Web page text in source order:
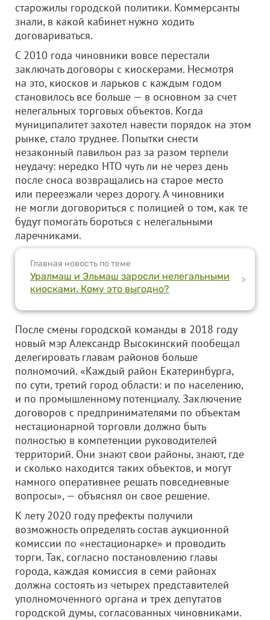
старожилы городской политики. Коммерсанты
знали, в какой кабинет нужно ходить
договариваться.
С 2010 года чиновники вовсе перестали
заключать договоры с киоскерами. Несмотря
на это, киосков и ларьков с каждым годом
становилось все больше — в основном за счет
нелегальных торговых объектов. Когда
муниципалитет захотел навести порядок на этом
рынке, стало труднее. Попытки снести
незаконный павильон раз за разом терпели
неудачу: нередко НТО чуть ли не через день
после сноса возвращались на старое место
или переезжали через дорогу. А чиновники
не могли договориться с полицией о том, как те
будут помогать бороться с нелегальными
ларечниками.
Главная новость по теме
Уралмаш и Эльмаш заросли нелегальными
киосками. Кому это выгодно?
>
После смены городской команды в 2018 году
новый мэр Александр Высокинский пообещал
делегировать главам районов больше
полномочий. «Каждый район Екатеринбурга,
по сути, третий город области: и по населению,
и по промышленному потенциалу. Заключение
договоров с предпринимателями по объектам
нестационарной торговли должно быть
полностью в компетенции руководителей
территорий. Они знают свои районы, знают, где
и сколько находится таких объектов, и могут
намного оперативнее решать повседневные
вопросы», — объяснял он свое решение.
К лету 2020 году префекты получили
возможность определять состав аукционной
комиссии по «нестационарке» и проводить
торги. Так, согласно постановлению главы
города, каждая комиссия в семи районах
должна состоять из четырех представителей
уполномоченного органа и трех депутатов
городской думы, согласованных чиновниками.